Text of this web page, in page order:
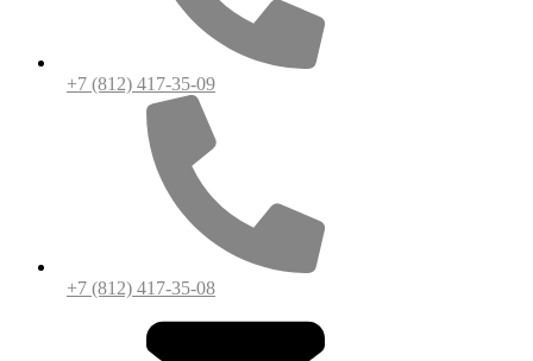
+7 (812) 417-35-09
+7 (812) 417-35-08